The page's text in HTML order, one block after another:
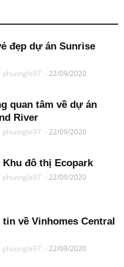
đẹp dự án Sunrise
phuongle97 -22/09/2020
quan tâm về dự án
River
phuongle97 -22/09/2020
Khu đô thị Ecopark
phuongle97 -22/09/2020
về Vinhomes Central
phuongle97 -22/09/2020